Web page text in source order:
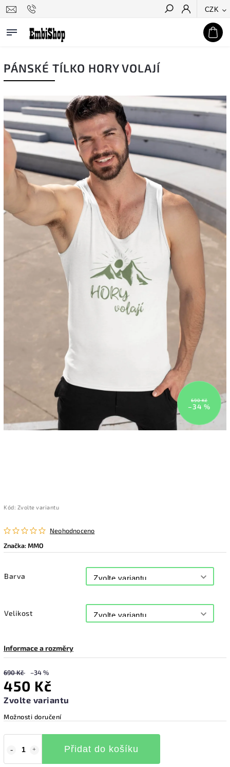
CZK
Hledat
PÁNSKÉ TÍLKO HORY VOLAJÍ
690 Kč
–34 %
Kód: Zvolte variantu
Neohodnoceno
Značka:MMO
Barva
Velikost
Informace a rozměry
690 Kč –34 %
450 Kč
Zvolte variantu
Možnosti doručení
Přidat do košíku